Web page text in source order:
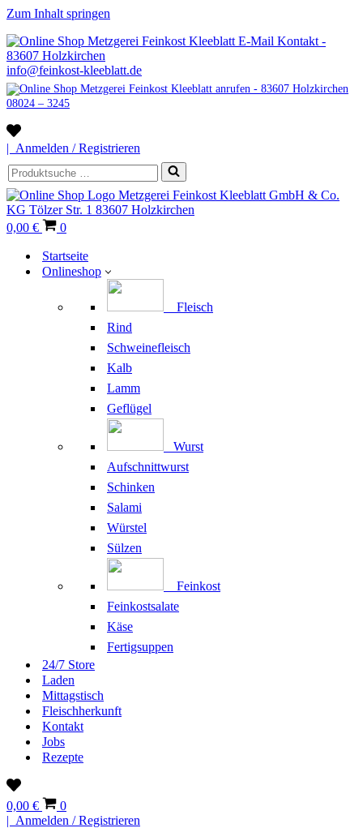
Zum Inhalt springen
info@feinkost-kleeblatt.de
08024 – 3245
Wunschliste
| Anmelden / Registrieren
Suchen
nach …
0,00 € Warenkorb
0
Startseite
Onlineshop
Fleisch
Rind
Schweinefleisch
Kalb
Lamm
Geflügel
Wurst
Aufschnittwurst
Schinken
Salami
Würstel
Sülzen
Feinkost
Feinkostsalate
Käse
Fertigsuppen
24/7 Store
Laden
Mittagstisch
Fleischherkunft
Kontakt
Jobs
Rezepte
Wunschliste
0,00 €
Warenkorb
0
| Anmelden / Registrieren